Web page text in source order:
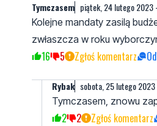
Tymczasem piątek, 24 lutego 2023
Kolejne mandaty zasilą
zwłaszcza w roku
16 5 Zgłoś komentarz
Rybak sobota, 25 lutego
Tymczasem, znowu
2 2 Zgłoś komentarz